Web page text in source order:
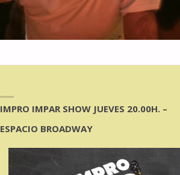
IMPRO IMPAR SHOW JUEVES 20.00H. –
ESPACIO BROADWAY